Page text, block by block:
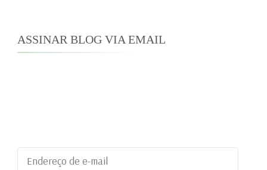
ASSINAR BLOG VIA EMAIL
Endereço